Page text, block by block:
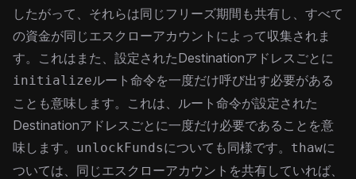
したがって、それらは同じフリーズ期間も共有し、すべて
の資金が同じエスクローアカウントによって収集されま
す。これはまた、設定されたDestinationアドレスごとに
initializeルート命令を一度だけ呼び出す必要がある
ことも意味します。これは、ルート命令が設定された
Destinationアドレスごとに一度だけ必要であることを意
味します。 unlockFundsについても同様です。 thawに
ついては、同じエスクローアカウントを共有していれば、